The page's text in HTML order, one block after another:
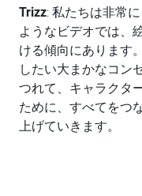
Trizz: 私たちは非常
ようなビデオでは、
ける傾向にあります
したい大まかなコン
つれて、キャラクタ
ために、すべてをつ
上げていきます。